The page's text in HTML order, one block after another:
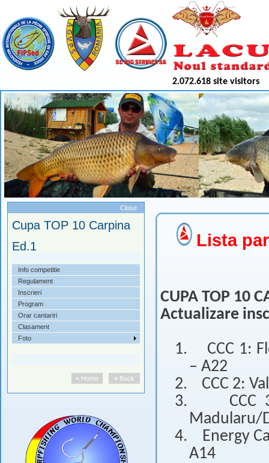
2.072.618 site visitors
Close
Cupa TOP 10 Carpina
Ed.1
Info competitie
Regulament
Inscrieri
Program
Orar cantariri
Clasament
Foto
« Back
« Home
Lista
CUPA TOP 10
Actualizare
1.
CCC 1:
– A22
2.
CCC 2:
3.
CCC
Madularu/
4.
Energy
A14